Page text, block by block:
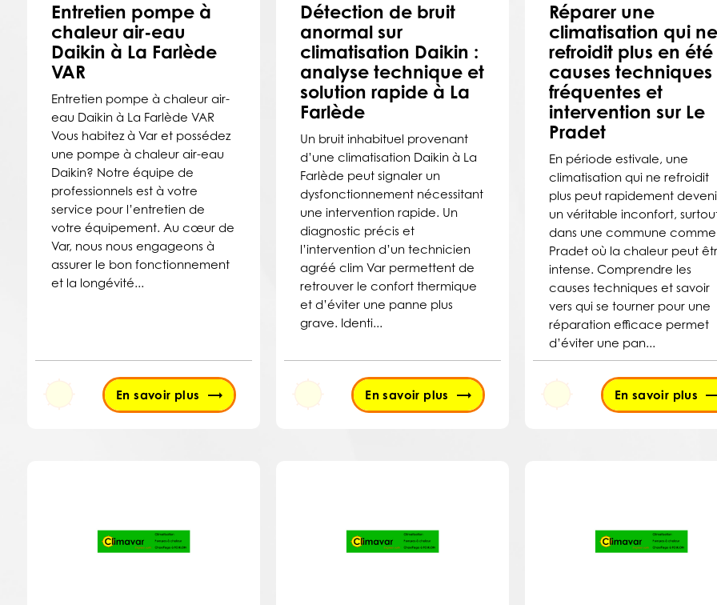
Entretien pompe à
chaleur air-eau
Daikin à La Farlède
VAR
Entretien pompe à chaleur air-
eau Daikin à La Farlède VAR
Vous habitez à Var et possédez
une pompe à chaleur air-eau
Daikin? Notre équipe de
professionnels est à votre
service pour l’entretien de
votre équipement. Au cœur de
Var, nous nous engageons à
assurer le bon fonctionnement
et la longévité...
En savoir plus
Détection de bruit
anormal sur
climatisation Daikin :
analyse technique et
solution rapide à La
Farlède
Un bruit inhabituel provenant
d’une climatisation Daikin à La
Farlède peut signaler un
dysfonctionnement nécessitant
une intervention rapide. Un
diagnostic précis et
l’intervention d’un technicien
agréé clim Var permettent de
retrouver le confort thermique
et d’éviter une panne plus
grave. Identi...
En savoir plus
Réparer une
climatisation qui
refroidit plus en été
causes techniques
fréquentes et
intervention sur Le
Pradet
En période estivale, une
climatisation qui ne refroidit
plus peut rapidement
un véritable inconfort,
dans une commune
Pradet où la chaleur peut
intense. Comprendre les
causes techniques et savoir
vers qui se tourner pour une
réparation efficace permet
d’éviter une pan...
En savoir plus